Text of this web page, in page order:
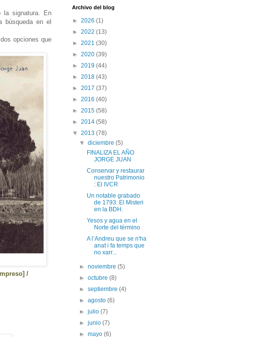
la signatura. En
búsqueda en el
opciones que
/
Archivo del blog
► 2026 (1)
► 2022 (13)
► 2021 (30)
► 2020 (39)
► 2019 (44)
► 2018 (43)
► 2017 (37)
► 2016 (40)
► 2015 (58)
► 2014 (58)
▼ 2013 (78)
▼diciembre(5)
FINALIZA EL AÑO
JORGE JUAN
Conservar y restaurar
nuestro Patrimonio
: El IVCR
Un notable grabado
de 1793: El Misteri
en la BDH.
Yesos y agua en el
Norte del término
A l’Andreu que se n'ha
anat i fa temps que
no xarr...
►noviembre(5)
►octubre(8)
►septiembre(4)
►agosto(6)
►julio(7)
►junio(7)
►mayo(6)